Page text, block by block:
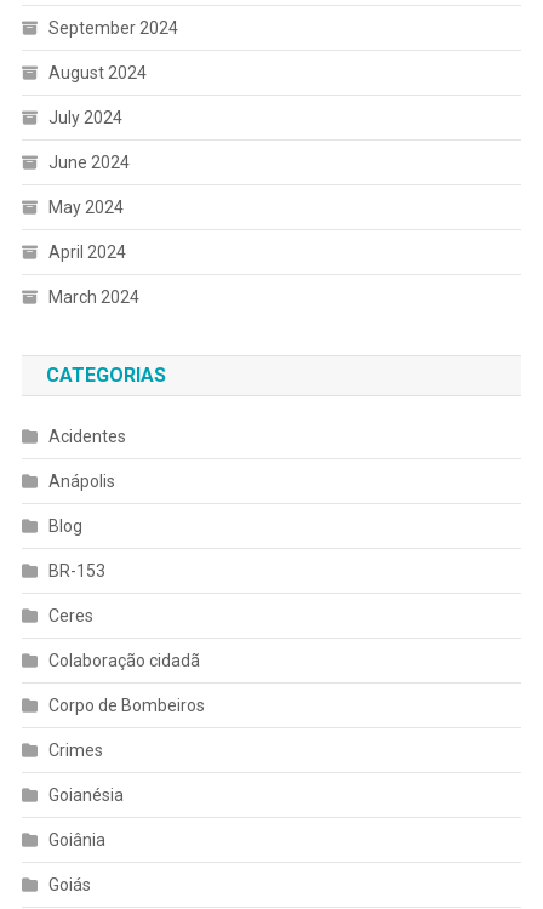
September 2024
August 2024
July 2024
June 2024
May 2024
April 2024
March 2024
CATEGORIAS
Acidentes
Anápolis
Blog
BR-153
Ceres
Colaboração cidadã
Corpo de Bombeiros
Crimes
Goianésia
Goiânia
Goiás